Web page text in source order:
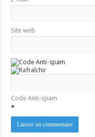
Site web
Code Anti-spam
*